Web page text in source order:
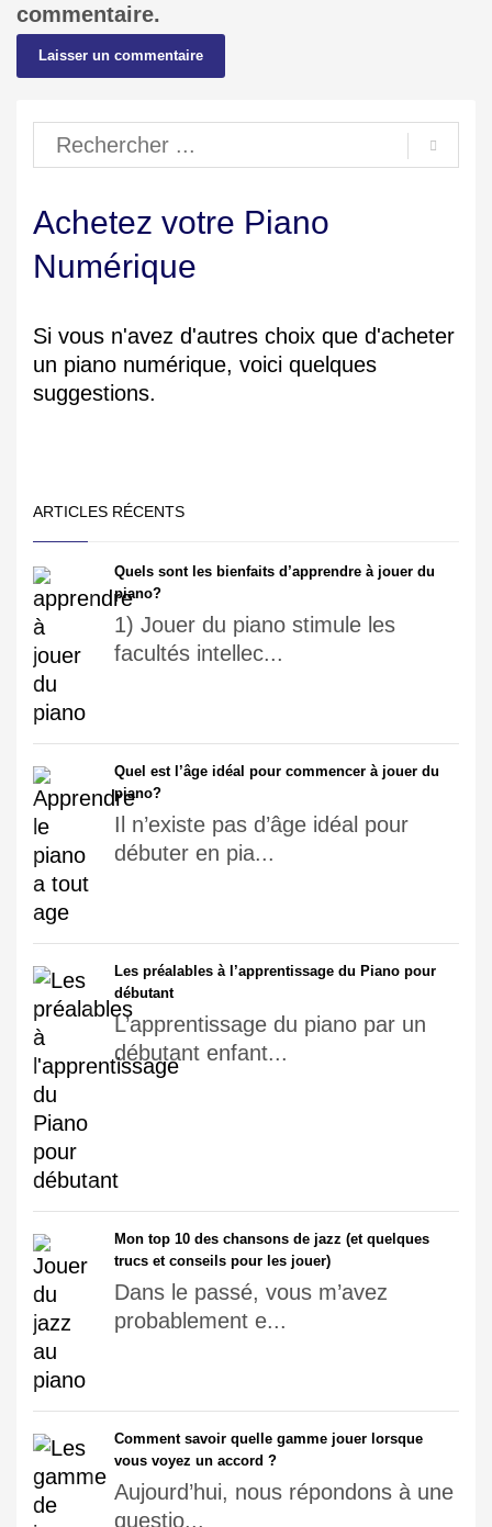
commentaire.
Achetez votre Piano
Numérique
Si vous n'avez d'autres choix que d'acheter
un piano numérique, voici quelques
suggestions.
ARTICLES RÉCENTS
Quels sont les bienfaits d’apprendre à jouer du
piano?
1) Jouer du piano stimule les
facultés intellec...
Quel est l’âge idéal pour commencer à jouer du
piano?
Il n’existe pas d’âge idéal pour
débuter en pia...
Les préalables à l’apprentissage du Piano pour
débutant
L’apprentissage du piano par un
débutant enfant...
Mon top 10 des chansons de jazz (et quelques
trucs et conseils pour les jouer)
Dans le passé, vous m’avez
probablement e...
Comment savoir quelle gamme jouer lorsque
vous voyez un accord ?
Aujourd’hui, nous répondons à une
questio...